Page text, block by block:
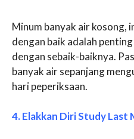
Minum banyak air kosong,
dengan baik adalah
dengan sebaik-baiknya.
banyak air sepanjang
hari peperiksaan.
4. Elakkan Diri Study Last